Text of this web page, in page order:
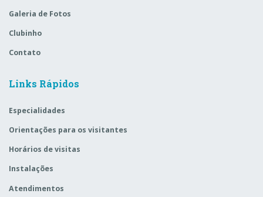
Galeria de Fotos
Clubinho
Contato
Links Rápidos
Especialidades
Orientações para os visitantes
Horários de visitas
Instalações
Atendimentos